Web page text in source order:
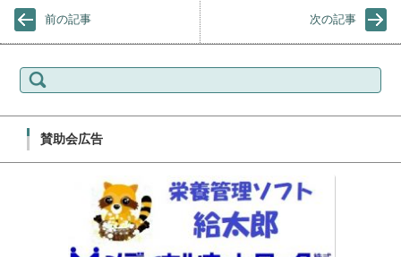
前の記事 次の記事
賛助会広告